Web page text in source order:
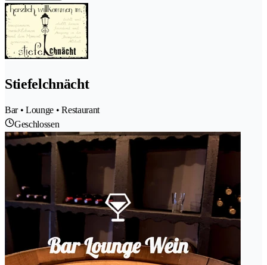
Stiefelchnächt
Bar • Lounge • Restaurant
Geschlossen